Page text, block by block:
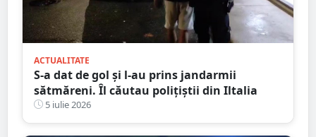
ACTUALITATE
S-a dat de gol și l-au prins jandarmii
sătmăreni. Îl căutau polițiștii din Iltalia
5 iulie 2026